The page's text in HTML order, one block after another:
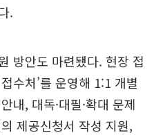
.
방안도 마련됐다. 현장 접
수처’를 운영해 1:1 개별
내, 대독·대필·확대 문제
제공신청서 작성 지원,